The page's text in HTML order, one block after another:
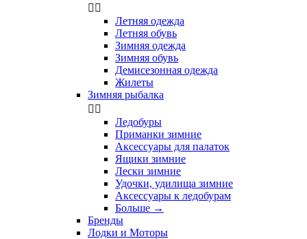
 
Летняя одежда
Летняя обувь
Зимняя одежда
Зимняя обувь
Демисезонная одежда
Жилеты
Зимняя рыбалка
 
Ледобуры
Приманки зимние
Аксессуары для палаток
Ящики зимние
Лески зимние
Удочки, удилища зимние
Аксессуары к ледобурам
Больше →
Бренды
Лодки и Моторы